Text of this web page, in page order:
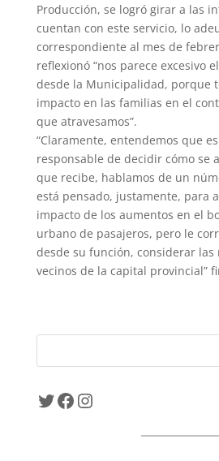
Producción, se logró girar a las
cuentan con este servicio, lo
correspondiente al mes de
reflexionó “nos parece excesivo
desde la Municipalidad, porque
impacto en las familias en el
que atravesamos”.
“Claramente, entendemos que
responsable de decidir cómo se
que recibe, hablamos de un
está pensado, justamente, para
impacto de los aumentos en el
urbano de pasajeros, pero le
desde su función, considerar las
vecinos de la capital provincial”
Twitter
Facebook
Instagram